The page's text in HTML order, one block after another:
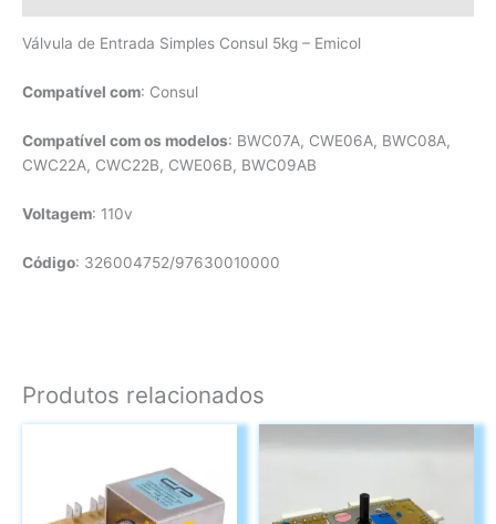
Válvula de Entrada Simples Consul 5kg – Emicol
Compatível com: Consul
Compatível com os modelos: BWC07A, CWE06A, BWC08A,
CWC22A, CWC22B, CWE06B, BWC09AB
Voltagem: 110v
Código: 326004752/97630010000
Produtos relacionados